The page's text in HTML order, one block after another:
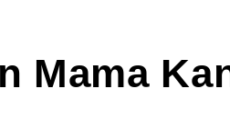
Mama